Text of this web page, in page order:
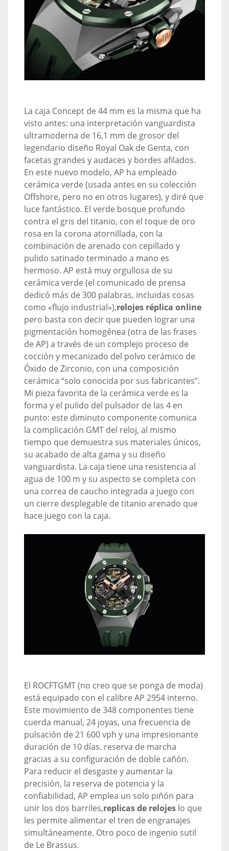
La caja Concept de 44 mm es la misma que ha
visto antes: una interpretación vanguardista
ultramoderna de 16,1 mm de grosor del
legendario diseño Royal Oak de Genta, con
facetas grandes y audaces y bordes afilados.
En este nuevo modelo, AP ha empleado
cerámica verde (usada antes en su colección
Offshore, pero no en otros lugares), y diré que
luce fantástico. El verde bosque profundo
contra el gris del titanio, con el toque de oro
rosa en la corona atornillada, con la
combinación de arenado con cepillado y
pulido satinado terminado a mano es
hermoso. AP está muy orgullosa de su
cerámica verde (el comunicado de prensa
dedicó más de 300 palabras, incluidas cosas
como «flujo industrial»),relojes réplica online
pero basta con decir que pueden lograr una
pigmentación homogénea (otra de las frases
de AP) a través de un complejo proceso de
cocción y mecanizado del polvo cerámico de
Óxido de Zirconio, con una composición
cerámica “solo conocida por sus fabricantes”.
Mi pieza favorita de la cerámica verde es la
forma y el pulido del pulsador de las 4 en
punto: este diminuto componente comunica
la complicación GMT del reloj, al mismo
tiempo que demuestra sus materiales únicos,
su acabado de alta gama y su diseño
vanguardista. La caja tiene una resistencia al
agua de 100 m y su aspecto se completa con
una correa de caucho integrada a juego con
un cierre desplegable de titanio arenado que
hace juego con la caja.
El ROCFTGMT (no creo que se ponga de moda)
está equipado con el calibre AP 2954 interno.
Este movimiento de 348 componentes tiene
cuerda manual, 24 joyas, una frecuencia de
pulsación de 21 600 vph y una impresionante
duración de 10 días. reserva de marcha
gracias a su configuración de doble cañón.
Para reducir el desgaste y aumentar la
precisión, la reserva de potencia y la
confiabilidad, AP emplea un solo piñón para
unir los dos barriles,replicas de relojeslo que
les permite alimentar el tren de engranajes
simultáneamente. Otro poco de ingenio sutil
de Le Brassus.